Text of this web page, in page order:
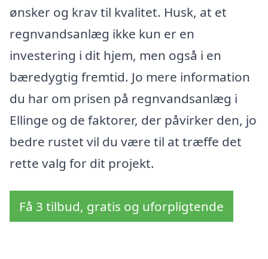
ønsker og krav til kvalitet. Husk, at et
regnvandsanlæg ikke kun er en
investering i dit hjem, men også i en
bæredygtig fremtid. Jo mere information
du har om prisen på regnvandsanlæg i
Ellinge og de faktorer, der påvirker den, jo
bedre rustet vil du være til at træffe det
rette valg for dit projekt.
Få 3 tilbud, gratis og uforpligtende